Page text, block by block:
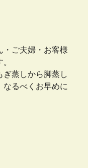
ご夫婦・お客様
蒸しから脚蒸し
なるべくお早めに